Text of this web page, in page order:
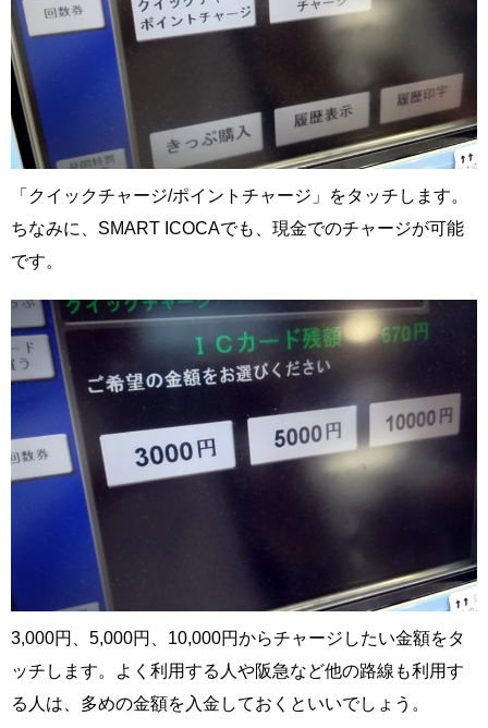
「クイックチャージ/ポイントチャージ」をタッチします。
ちなみに、SMART ICOCAでも、現金でのチャージが可能
です。
3,000円、5,000円、10,000円からチャージしたい金額をタ
ッチします。よく利用する人や阪急など他の路線も利用す
る人は、多めの金額を入金しておくといいでしょう。